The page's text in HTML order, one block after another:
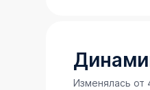
Все для
Школа на 1
Два детских
Изменялась от